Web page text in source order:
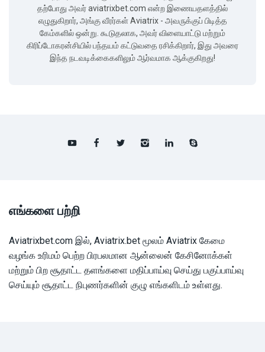
தற்போது அவர் aviatrixbet.com என்ற இணையதளத்தில்
எழுதுகிறார், அங்கு வீரர்கள் Aviatrix - அவருக்குப் பிடித்த
கேம்களில் ஒன்று. கூடுதலாக, அவர் விளையாட்டு மற்றும்
கிரிப்டோகரன்சியில் பந்தயம் கட்டுவதை ரசிக்கிறார், இது அவரை
இந்த நடவடிக்கைகளிலும் ஆர்வமாக ஆக்குகிறது!
எங்களை பற்றி
Aviatrixbet.com இல், Aviatrix.bet மூலம் Aviatrix கேமை
வழங்க உரிமம் பெற்ற பிரபலமான ஆன்லைன் கேசினோக்கள்
மற்றும் பிற சூதாட்ட தளங்களை மதிப்பாய்வு செய்து பகுப்பாய்வு
செய்யும் சூதாட்ட நிபுணர்களின் குழு எங்களிடம் உள்ளது.